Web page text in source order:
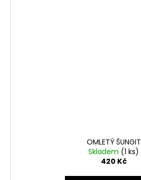
OMLETÝ ŠUNGIT
Skladem (1 ks)
420 Kč